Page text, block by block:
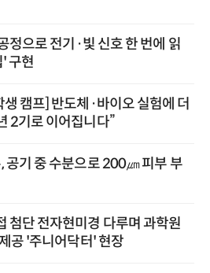
정으로 전기·빛 신호 한 번에 읽
구현
캠프] 반도체·바이오 실험에 더
2기로 이어집니다”
공기 중 수분으로 200㎛ 피부 부
첨단 전자현미경 다루며 과학원
공 '주니어닥터' 현장